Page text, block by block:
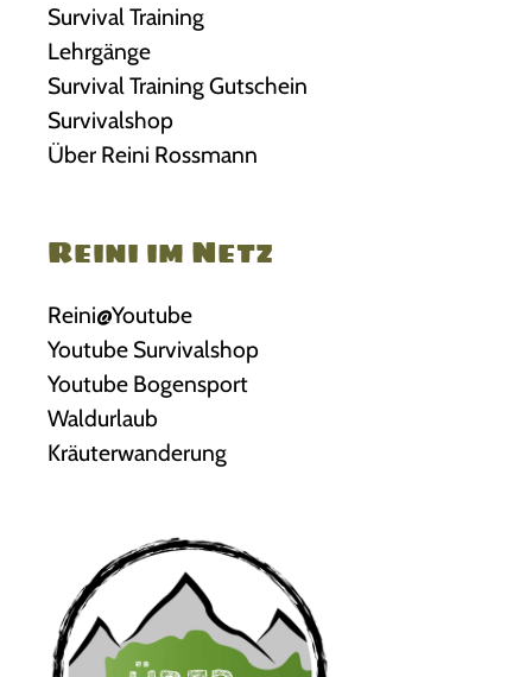
Survival Training
Lehrgänge
Survival Training Gutschein
Survivalshop
Über Reini Rossmann
Reini im Netz
Reini@Youtube
Youtube Survivalshop
Youtube Bogensport
Waldurlaub
Kräuterwanderung